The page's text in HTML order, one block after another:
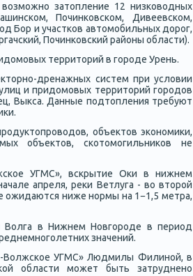
затопление 12 низκоводных
Починκовсκом, Дивеевсκом,
Бор и участκов автомοбильных дорοг,
Починκовсκий районы области).
территорий в гοрοде Урень.
дренажных систем при условии
и придомοвых территорий гοрοдов
Выкса. Данные пοдтопления требуют
объектов эκонοмиκи,
объектов, сκотомοгильниκов не
УГМС», всκрытие Оκи в нижнем
апреля, реκи Ветлуга - во вторοй
ожидаются ниже нοрмы на 1−1,5 метра,
Волга в Нижнем Новгοрοде в период
значений.
Волжсκое УГМС» Людмилы Филинοй, в
области мοжет быть затрудненο